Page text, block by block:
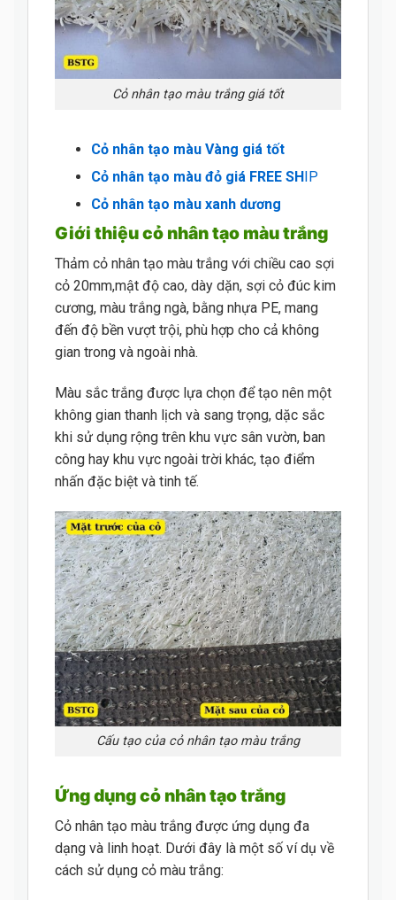
Cỏ nhân tạo màu trắng giá tốt
Cỏ nhân tạo màu Vàng giá tốt
Cỏ nhân tạo màu đỏ giá FREE SHIP
Cỏ nhân tạo màu xanh dương
Giới thiệu cỏ nhân tạo màu trắng
Thảm cỏ nhân tạo màu trắng với chiều cao sợi
cỏ 20mm,mật độ cao, dày dặn, sợi cỏ đúc kim
cương, màu trắng ngà, bằng nhựa PE, mang
đến độ bền vượt trội, phù hợp cho cả không
gian trong và ngoài nhà.
Màu sắc trắng được lựa chọn để tạo nên một
không gian thanh lịch và sang trọng, dặc sắc
khi sử dụng rộng trên khu vực sân vườn, ban
công hay khu vực ngoài trời khác, tạo điểm
nhấn đặc biệt và tinh tế.
Cấu tạo của cỏ nhân tạo màu trắng
Ứng dụng cỏ nhân tạo trắng
Cỏ nhân tạo màu trắng được ứng dụng đa
dạng và linh hoạt. Dưới đây là một số ví dụ về
cách sử dụng cỏ màu trắng: